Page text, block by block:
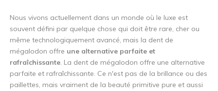
Nous vivons actuellement dans un monde où le luxe est
souvent défini par quelque chose qui doit être rare, cher ou
même technologiquement avancé, mais la dent de
mégalodon offre une alternative parfaite et
rafraîchissante. La dent de mégalodon offre une alternative
parfaite et rafraîchissante. Ce n'est pas de la brillance ou des
paillettes, mais vraiment de la beauté primitive pure et aussi